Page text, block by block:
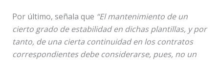
Por último, señala que “El mantenimiento de un
cierto grado de estabilidad en dichas plantillas, y por
tanto, de una cierta continuidad en los contratos
correspondientes debe considerarse, pues, no un